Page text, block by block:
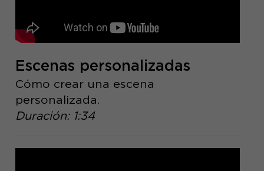
Escenas personalizadas
Cómo crear una escena
personalizada.
Duración: 1:34